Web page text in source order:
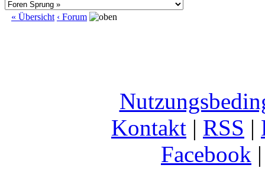
« Übersicht ‹ Forum
Kontakt | RSS |
Facebook